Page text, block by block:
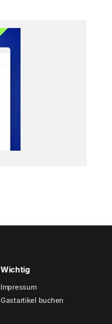
Wichtig
Impressum
Gastartikel buchen